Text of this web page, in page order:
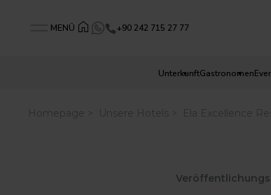
MENÜ +90 242 715 27 77
UnterkunftGastronomen